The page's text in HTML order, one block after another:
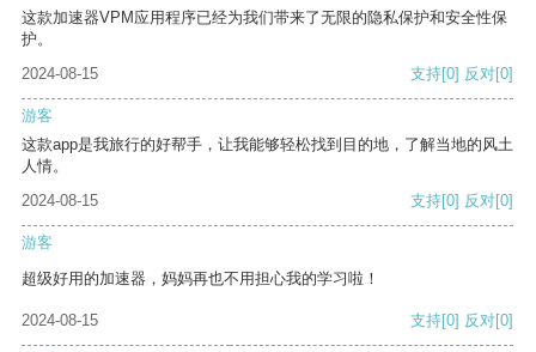
这款加速器VPM应用程序已经为我们带来了无限的隐私保护和安全性保
护。
2024-08-15
支持[0] 反对[0]
游客
这款app是我旅行的好帮手，让我能够轻松找到目的地，了解当地的风土
人情。
2024-08-15
支持[0] 反对[0]
游客
超级好用的加速器，妈妈再也不用担心我的学习啦！
2024-08-15 支持[0] 反对[0]